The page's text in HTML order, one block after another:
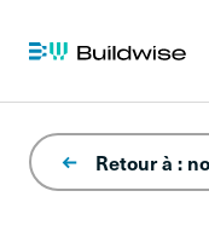
Retour à :